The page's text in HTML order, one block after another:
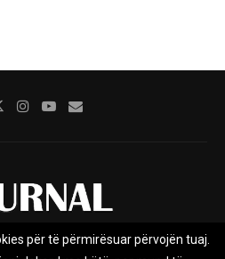
Marketing
për të përmirësuar përvojën tuaj.